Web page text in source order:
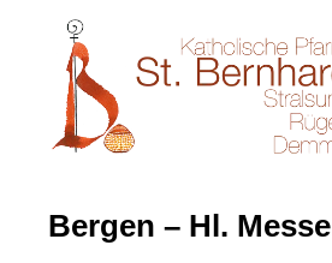
Bergen – Hl. Messe